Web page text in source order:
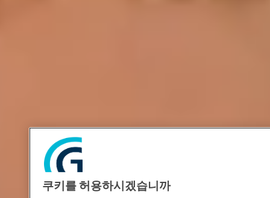
쿠키를 허용하시겠습니까